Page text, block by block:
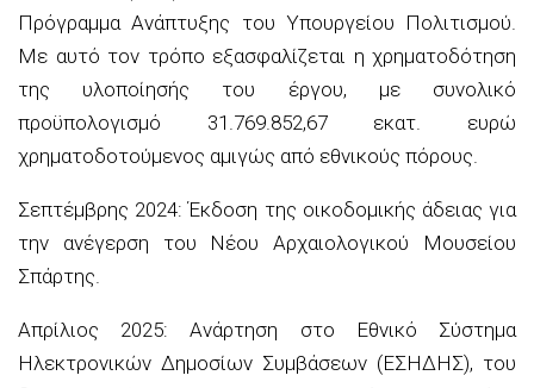
Πρόγραμμα Ανάπτυξης του Υπουργείου Πολιτισμού.
Με αυτό τον τρόπο εξασφαλίζεται η χρηματοδότηση
της υλοποίησής του έργου, με συνολικό
προϋπολογισμό 31.769.852,67 εκατ. ευρώ
χρηματοδοτούμενος αμιγώς από εθνικούς πόρους.
Σεπτέμβρης 2024: Έκδοση της οικοδομικής άδειας για
την ανέγερση του Νέου Αρχαιολογικού Μουσείου
Σπάρτης.
Απρίλιος 2025: Ανάρτηση στο Εθνικό Σύστημα
Ηλεκτρονικών Δημοσίων Συμβάσεων (ΕΣΗΔΗΣ), του